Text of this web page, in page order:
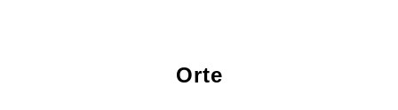
Orte